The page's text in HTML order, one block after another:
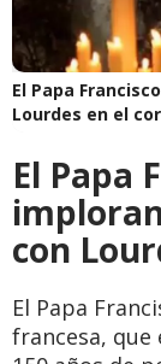
El Papa
Lourdes en el
El Papa
con
El Papa
francesa, que